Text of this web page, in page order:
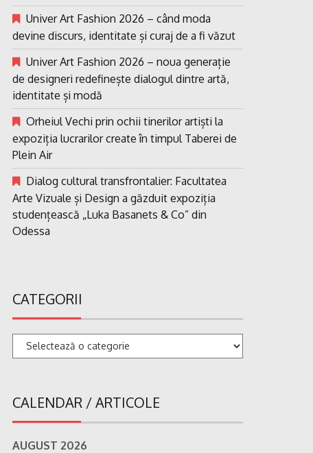
Univer Art Fashion 2026 – când moda
devine discurs, identitate și curaj de a fi văzut
Univer Art Fashion 2026 – noua generație
de designeri redefinește dialogul dintre artă,
identitate și modă
Orheiul Vechi prin ochii tinerilor artiști la
expoziția lucrarilor create în timpul Taberei de
Plein Air
Dialog cultural transfrontalier: Facultatea
Arte Vizuale și Design a găzduit expoziția
studențească „Luka Basanets & Co” din
Odessa
CATEGORII
Categorii
CALENDAR / ARTICOLE
AUGUST 2026